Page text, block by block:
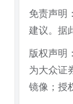
免责声明
建议。据
版权声明
为大众证
镜像；授